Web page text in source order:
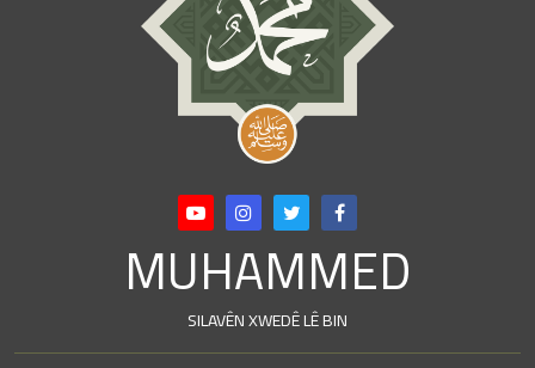
MUHAMMED
SILAVÊN XWEDÊ LÊ BIN